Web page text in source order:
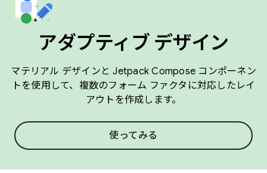
アダプティブ デザイン
マテリアル デザインと Jetpack Compose コンポーネン
トを使用して、複数のフォーム ファクタに対応したレイ
アウトを作成します。
使ってみる